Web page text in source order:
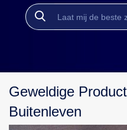
Geweldige
Buitenleven